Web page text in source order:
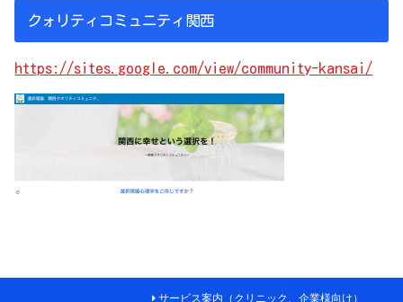
クォリティコミュニティ関西
https://sites.google.com/view/community-kansai/
サービス案内（クリニック、企業様向け）